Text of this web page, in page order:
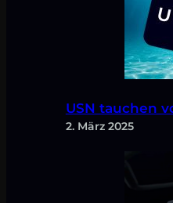
USN tauchen
2. März 2025